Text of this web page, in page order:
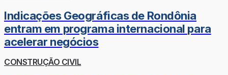
Indicações Geográficas de Rondônia
entram em programa internacional para
acelerar negócios
CONSTRUÇÃO CIVIL